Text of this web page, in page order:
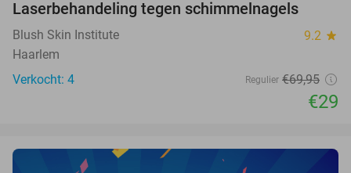
TODAY
Laserbehandeling tegen schimmelnagels
Blush Skin Institute 9.2 star
Haarlem
Verkocht: 4
Regulier €69,95
€29